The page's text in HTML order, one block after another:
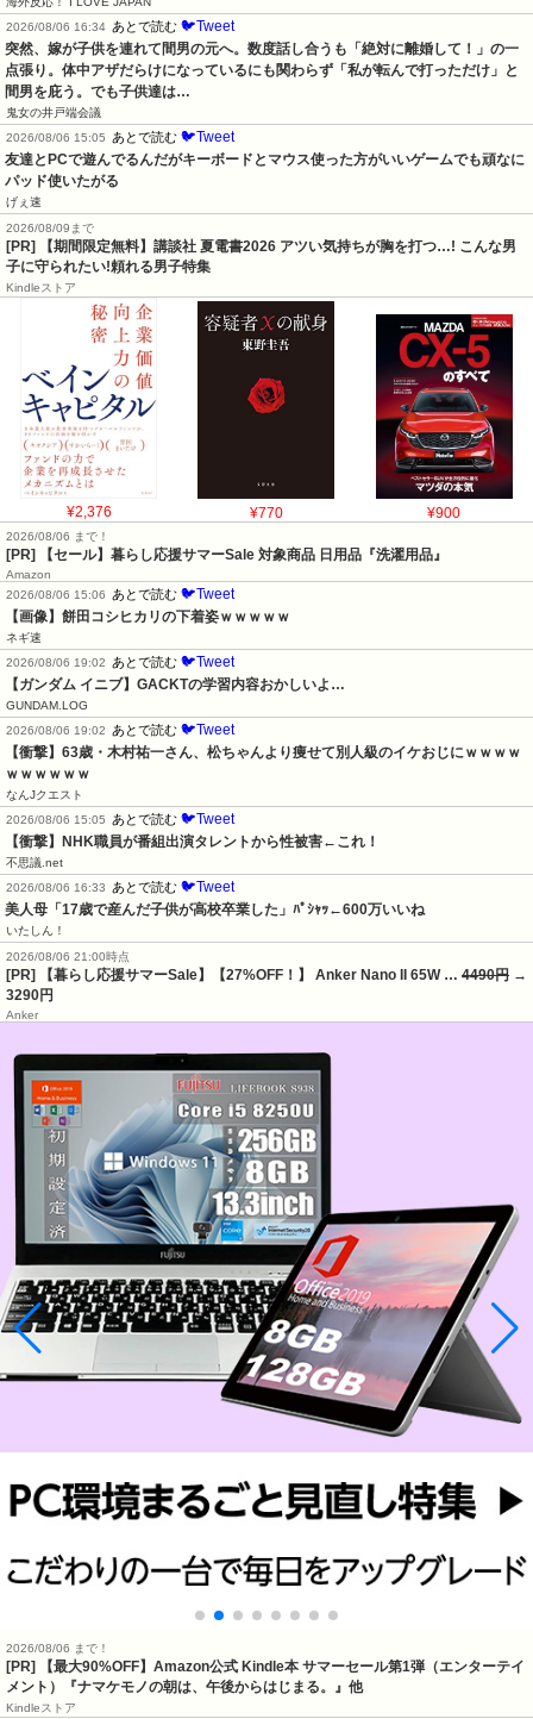
2026/08/06 16:34 あとで読む 🐦Tweet
突然、嫁が子供を連れて間男の元へ。数度話し合うも「絶対に離婚して！」の一
点張り。体中アザだらけになっているにも関わらず「私が転んで打っただけ」と
間男を庇う。でも子供達は…
鬼女の井戸端会議
2026/08/06 15:05
あとで読む 🐦Tweet
友達とPCで遊んでるんだがキーボードとマウス使った方がいいゲームでも頑なに
パッド使いたがる
げぇ速
2026/08/09まで
[PR] 【期間限定無料】講談社 夏電書2026 アツい気持ちが胸を打つ…! こんな男
子に守られたい!頼れる男子特集
Kindleストア
¥2,376 ¥770 ¥900
2026/08/06 まで！
[PR] 【セール】暮らし応援サマーSale 対象商品 日用品『洗濯用品』
Amazon
2026/08/06 15:06
あとで読む 🐦Tweet
【画像】餅田コシヒカリの下着姿ｗｗｗｗｗ
ネギ速
2026/08/06 19:02
あとで読む 🐦Tweet
【ガンダム イニブ】GACKTの学習内容おかしいよ…
GUNDAM.LOG
2026/08/06 19:02
あとで読む 🐦Tweet
【衝撃】63歳・木村祐一さん、松ちゃんより痩せて別人級のイケおじにｗｗｗｗ
ｗｗｗｗｗｗ
なんJクエスト
2026/08/06 15:05
あとで読む 🐦Tweet
【衝撃】NHK職員が番組出演タレントから性被害←これ！
不思議.net
2026/08/06 16:33
あとで読む 🐦Tweet
美人母「17歳で産んだ子供が高校卒業した」ﾊﾟｼｬｯ←600万いいね
いたしん！
2026/08/06 21:00時点
[PR] 【暮らし応援サマーSale】【27%OFF！】 Anker Nano II 65W … 4490円 →
3290円
Anker
2026/08/06 まで！
[PR]
【最大90%OFF】Amazon公式 Kindle本 サマーセール第1弾（エンターテイ
メント）『ナマケモノの朝は、午後からはじまる。』他
Kindleストア